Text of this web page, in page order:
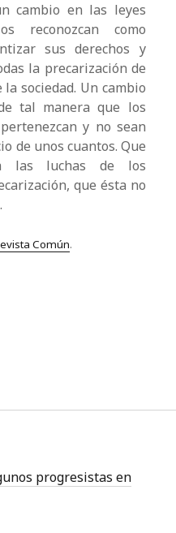
cambio en las leyes
reconozcan como
sus derechos y
la precarización de
sociedad. Un cambio
tal manera que los
y no sean
de unos cuantos. Que
las luchas de los
que ésta no
Común.
progresistas en